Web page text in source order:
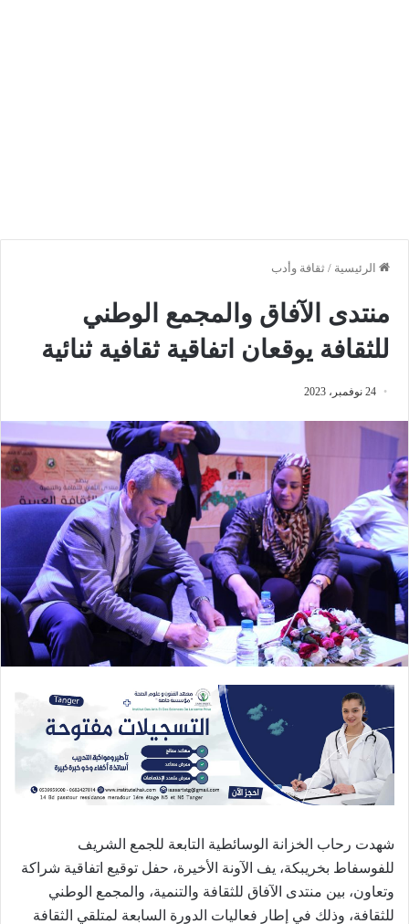
الرئيسية / ثقافة وأدب
منتدى الآفاق والمجمع الوطني
للثقافة يوقعان اتفاقية ثقافية ثنائية
24 نوفمبر، 2023
شهدت رحاب الخزانة الوسائطية التابعة للجمع الشريف
للفوسفاط بخريبكة، يف الآونة الأخيرة، حفل توقيع اتفاقية شراكة
وتعاون، بين منتدى الآفاق للثقافة والتنمية، والمجمع الوطني
للثقافة، وذلك في إطار فعاليات الدورة السابعة لمتلقي الثقافة